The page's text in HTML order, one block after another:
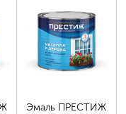
Эмаль ПРЕСТИЖ